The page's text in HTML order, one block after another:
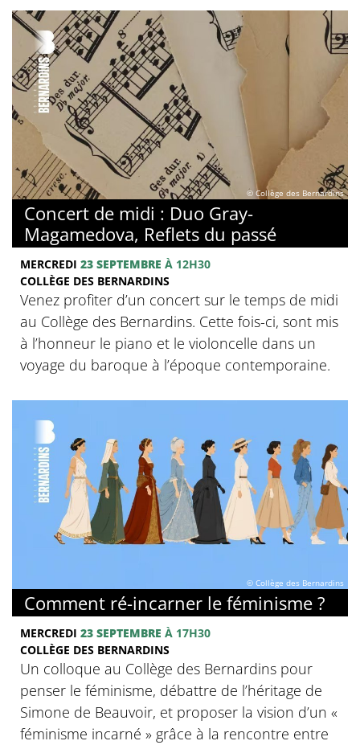
© Collège des Bernardins
Concert de midi : Duo Gray-
Magamedova, Reflets du passé
MERCREDI 23 SEPTEMBRE À 12H30
COLLÈGE DES BERNARDINS
Venez profiter d’un concert sur le temps de midi
au Collège des Bernardins. Cette fois-ci, sont mis
à l’honneur le piano et le violoncelle dans un
voyage du baroque à l’époque contemporaine.
© Collège des Bernardins
Comment ré-incarner le féminisme ?
MERCREDI 23 SEPTEMBRE À 17H30
COLLÈGE DES BERNARDINS
Un colloque au Collège des Bernardins pour
penser le féminisme, débattre de l’héritage de
Simone de Beauvoir, et proposer la vision d’un «
féminisme incarné » grâce à la rencontre entre